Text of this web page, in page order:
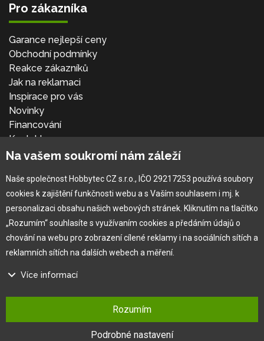
Pro zákazníka
Garance nejlepší ceny
Obchodní podmínky
Reakce zákazníků
Jak na reklamaci
Inspirace pro vás
Novinky
Financování
Kontakt
Přihlásit se
Copyright © 2010 -2026HOBBYTEC ,info@hobbytec.cz,
Změnit nastavení cookies
Design:GLIPS| Systém:Shean s.r.o.
Na vašem soukromí nám záleží
Naše společnost Hobbytec CZ s.r.o., IČO 29217253 používá soubory
cookies k zajištění funkčnosti webu a s Vaším souhlasem i mj. k
personalizaci obsahu našich webových stránek. Kliknutím na tlačítko
„Rozumím“ souhlasíte s využívaním cookies a předáním údajů o
chování na webu pro zobrazení cílené reklamy i na sociálních sítích a
reklamních sítích na dalších webech a měření.
Více informací
Na našem webu používáme několik druhů kategorií cookies:
Ty jsou nezbytně nutné pro fungování webu a jeho funkcí, které se
Rozumím
Podrobné nastavení